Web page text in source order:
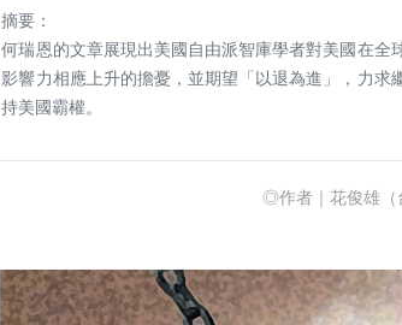
摘要：
何瑞恩的文章展現出美國自由派智庫學者對美國在
影響力相應上升的擔憂，並期望「以退為進」，力
持美國霸權。
◎作者｜花俊雄（